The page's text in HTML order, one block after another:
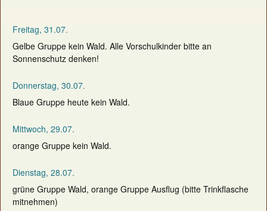
Freitag, 31.07.
Gelbe Gruppe kein Wald. Alle Vorschulkinder bitte an
Sonnenschutz denken!
Donnerstag, 30.07.
Blaue Gruppe heute kein Wald.
Mittwoch, 29.07.
orange Gruppe kein Wald.
Dienstag, 28.07.
grüne Gruppe Wald, orange Gruppe Ausflug (bitte Trinkflasche
mitnehmen)